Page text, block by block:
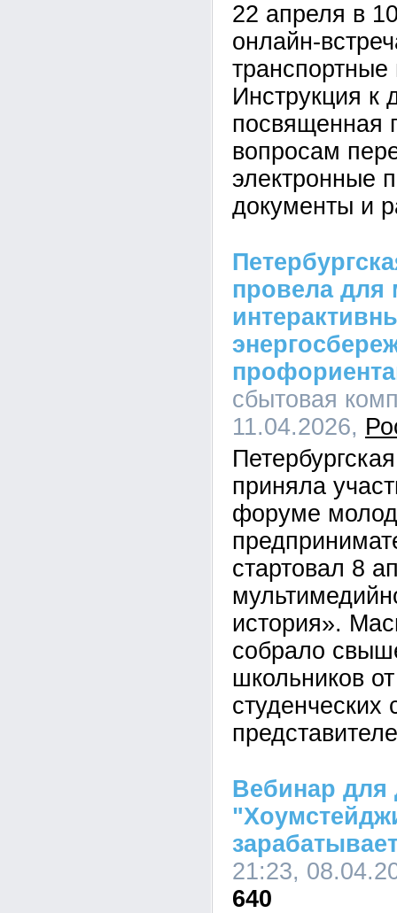
22 апреля в
онлайн-
Инструкция к
посвященная
вопросам
электронные
документы и
провела для
сбытовая
11.04.2026,
приняла
форуме
стартовал 8
история».
собрало
школьников
студенческих
Вебинар для
21:23,
640